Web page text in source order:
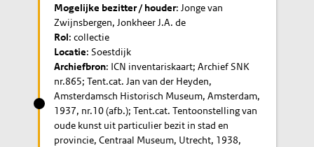
Mogelijke bezitter / houder: Jonge van
Zwijnsbergen, Jonkheer J.A. de
Rol: collectie
Locatie: Soestdijk
Archiefbron: ICN inventariskaart; Archief SNK
nr.865; Tent.cat. Jan van der Heyden,
Amsterdamsch Historisch Museum, Amsterdam,
1937, nr.10 (afb.); Tent.cat. Tentoonstelling van
oude kunst uit particulier bezit in stad en
provincie, Centraal Museum, Utrecht, 1938,